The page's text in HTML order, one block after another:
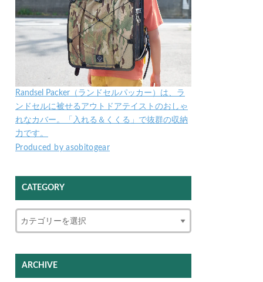
Randsel Packer（ランドセルパッカー）は、ラ
ンドセルに被せるアウトドアテイストのおしゃ
れなカバー。「入れる＆くくる」で抜群の収納
力です。
Produced by asobitogear
CATEGORY
ARCHIVE